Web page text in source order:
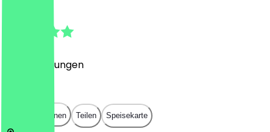
Bewertungen
In App öffnen Teilen Speisekarte